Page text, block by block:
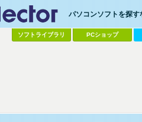
パソコンソフトを探す
ソフトライブラリ PCショップ